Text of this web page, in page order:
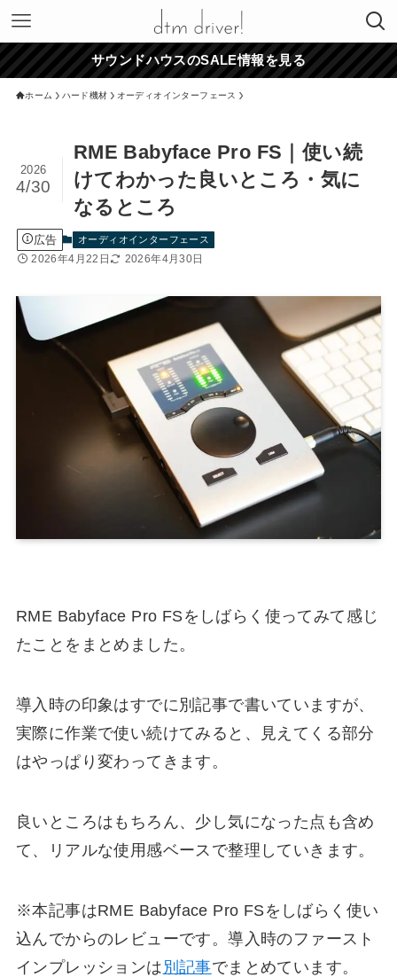
サウンドハウスのSALE情報を見る
ホーム ハード機材 オーディオインターフェース
RME Babyface Pro FS｜使い続
けてわかった良いところ・気に
なるところ
2026
4/30
広告 オーディオインターフェース
2026年4月22日 2026年4月30日
RME Babyface Pro FSをしばらく使ってみて感じ
たことをまとめました。
導入時の印象はすでに別記事で書いていますが、
実際に作業で使い続けてみると、見えてくる部分
はやっぱり変わってきます。
良いところはもちろん、少し気になった点も含め
て、リアルな使用感ベースで整理していきます。
※本記事はRME Babyface Pro FSをしばらく使い
込んでからのレビューです。導入時のファースト
インプレッションは 別記事でまとめています。